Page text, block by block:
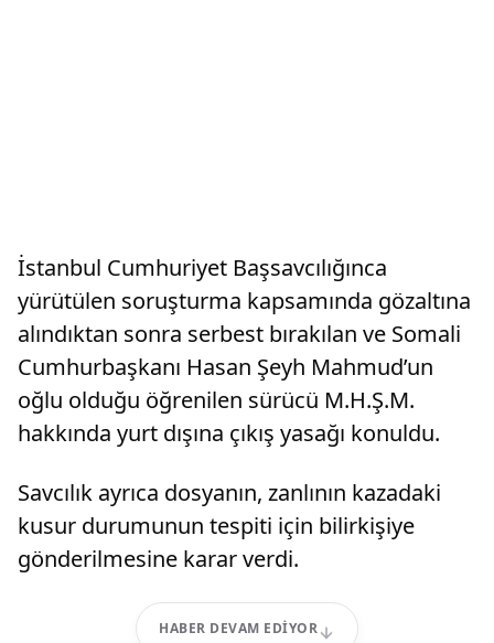
İstanbul Cumhuriyet Başsavcılığınca
yürütülen soruşturma kapsamında gözaltına
alındıktan sonra serbest bırakılan ve Somali
Cumhurbaşkanı Hasan Şeyh Mahmud’un
oğlu olduğu öğrenilen sürücü M.H.Ş.M.
hakkında yurt dışına çıkış yasağı konuldu.
Savcılık ayrıca dosyanın, zanlının kazadaki
kusur durumunun tespiti için bilirkişiye
gönderilmesine karar verdi.
HABER DEVAM EDIYOR